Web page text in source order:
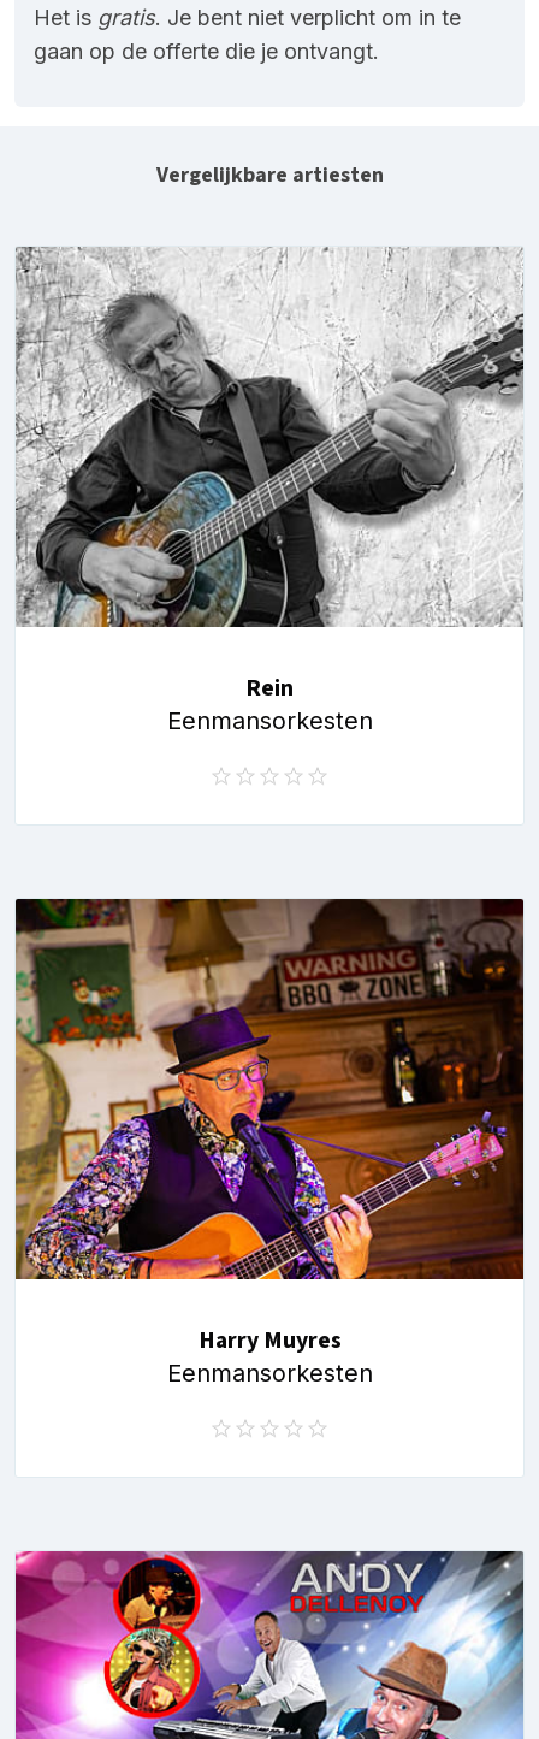
Het is gratis. Je bent niet verplicht om in te
gaan op de offerte die je ontvangt.
Vergelijkbare artiesten
Rein
Eenmansorkesten
Harry Muyres
Eenmansorkesten